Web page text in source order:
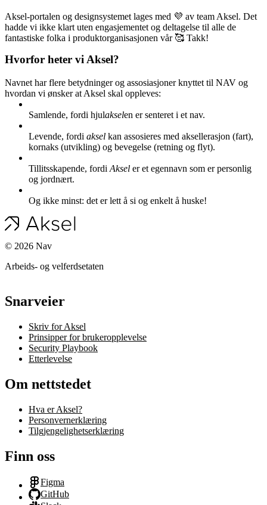
Aksel-portalen og designsystemet lages med 💜 av team Aksel. Det
hadde vi ikke klart uten engasjementet og deltagelse til alle de
fantastiske folka i produktorganisasjonen vår 🥰 Takk!
Hvorfor heter vi Aksel?
Navnet har flere betydninger og assosiasjoner knyttet til NAV og
hvordan vi ønsker at Aksel skal oppleves:
​Samlende, fordi hjulakselen er senteret i et nav.
​Levende, fordi aksel kan assosieres med aksellerasjon (fart),
kornaks (utvikling) og bevegelse (retning og flyt).
​Tillitsskapende, fordi Aksel er et egennavn som er personlig
og jordnært.​
Og ikke minst: det er lett å si og enkelt å huske!
© 2026 Nav
Arbeids- og velferdsetaten
Snarveier
Skriv for Aksel
Prinsipper for brukeropplevelse
Security Playbook
Etterlevelse
Om nettstedet
Hva er Aksel?
Personvernerklæring
Tilgjengelighetserklæring
Finn oss
Figma
GitHub